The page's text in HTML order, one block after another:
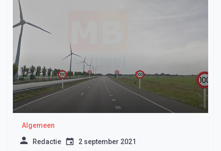
Algemeen
Redactie 2 september 2021